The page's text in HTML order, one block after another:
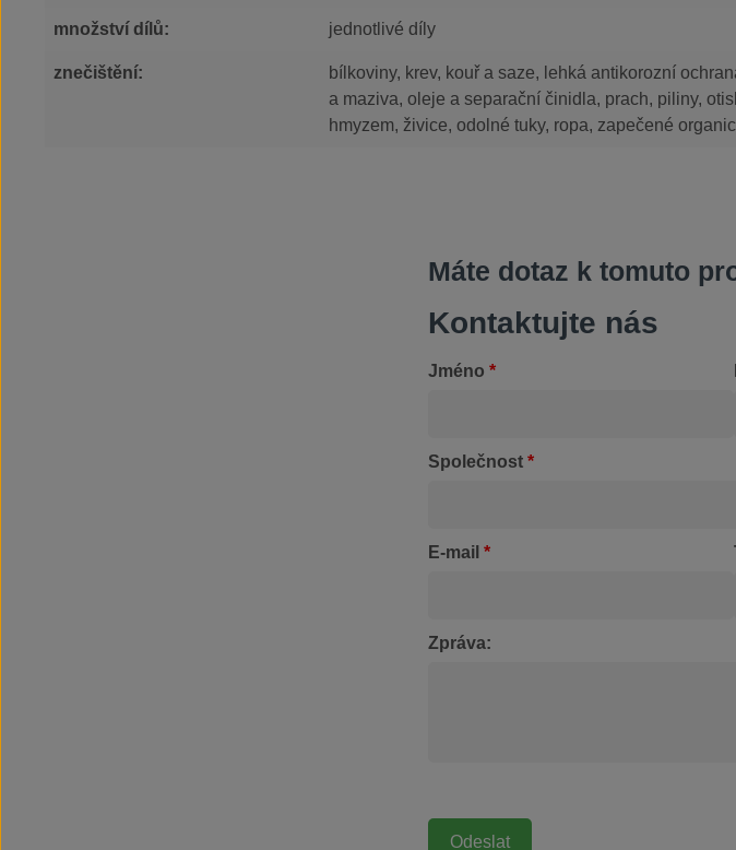
množství dílů: jednotlivé díly
znečištění:
bílkoviny, krev, kouř a saze, lehká antikorozní
a maziva, oleje a separační činidla, prach, piliny,
hmyzem, živice, odolné tuky, ropa, zapečené
Máte dotaz k tomuto
Kontaktujte nás
Jméno *
Společnost *
E-mail *
Zpráva: